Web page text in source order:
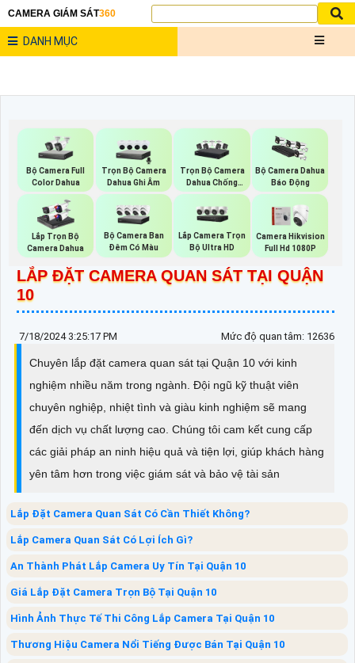
CAMERA GIÁM SÁT360
DANH MỤC
Bộ Camera Full
Color Dahua
Trọn Bộ Camera
Dahua Ghi Âm
Trọn Bộ Camera
Dahua Chống
Trộm
Bộ Camera Dahua
Báo Động
Lắp Trọn Bộ
Camera Dahua
Bộ Camera Ban
Đêm Có Màu
Lắp Camera Trọn
Bộ Ultra HD
Camera Hikvision
Full Hd 1080P
LẮP ĐẶT CAMERA QUAN SÁT TẠI QUẬN
10
7/18/2024 3:25:17 PM Mức độ quan tâm: 12636
Chuyên lắp đặt camera quan sát tại Quận 10 với kinh
nghiệm nhiều năm trong ngành. Đội ngũ kỹ thuật viên
chuyên nghiệp, nhiệt tình và giàu kinh nghiệm sẽ mang
đến dịch vụ chất lượng cao. Chúng tôi cam kết cung cấp
các giải pháp an ninh hiệu quả và tiện lợi, giúp khách hàng
yên tâm hơn trong việc giám sát và bảo vệ tài sản
Lắp Đặt Camera Quan Sát Có Cần Thiết Không?
Lắp Camera Quan Sát Có Lợi Ích Gì?
An Thành Phát Lắp Camera Uy Tín Tại Quận 10
Giá Lắp Đặt Camera Trọn Bộ Tại Quận 10
Hình Ảnh Thực Tế Thi Công Lắp Camera Tại Quận 10
Thương Hiệu Camera Nổi Tiếng Được Bán Tại Quận 10